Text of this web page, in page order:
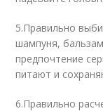
5.Правильно
шампуня,
предпочтение
питают и
6.Правильно